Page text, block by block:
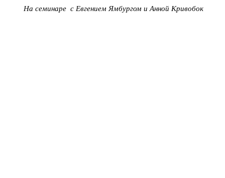
На семинаре с Евгением Ямбургом и Анной Кривобок